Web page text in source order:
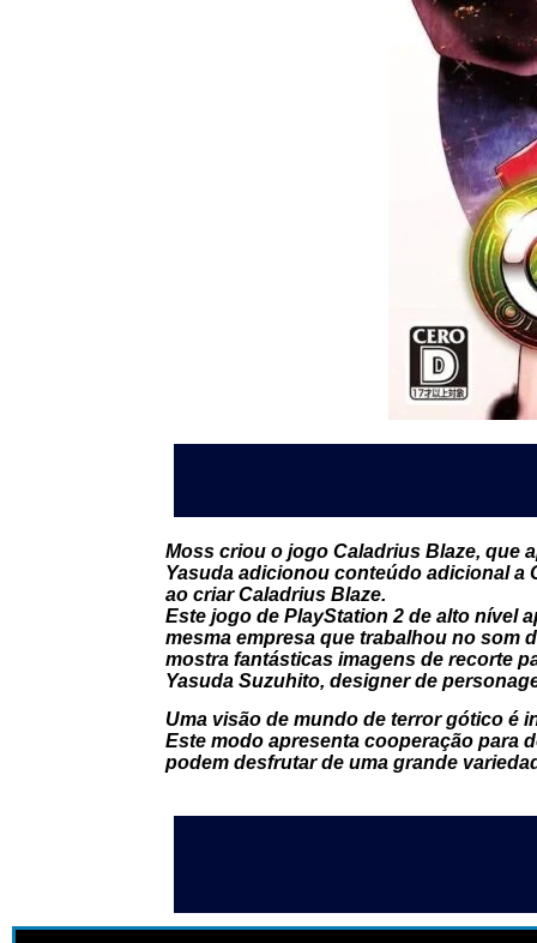
Moss criou o jogo Caladrius Blaze, que
Yasuda adicionou conteúdo adicional a
ao criar Caladrius Blaze.
Este jogo de PlayStation 2 de alto nível
mesma empresa que trabalhou no som
mostra fantásticas imagens de recorte
Yasuda Suzuhito, designer de
Uma visão de mundo de terror gótico é
Este modo apresenta cooperação para
podem desfrutar de uma grande